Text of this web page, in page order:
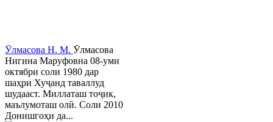
Ӯлмасова Н. М. Ӯлмасова
Нигина Маруфовна 08-уми
октябри соли 1980 дар
шаҳри Хуҷанд таваллуд
шудааст. Миллаташ тоҷик,
маълумоташ олӣ. Соли 2010
Донишгоҳи да...